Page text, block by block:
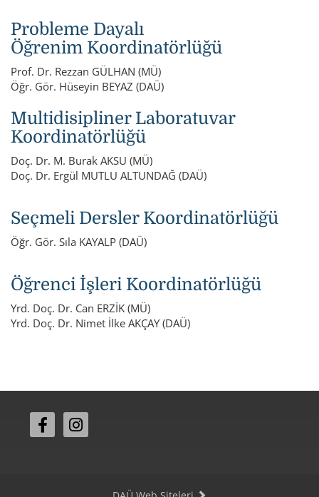
Probleme Dayalı
Öğrenim Koordinatörlüğü
Prof. Dr. Rezzan GÜLHAN (MÜ)
Öğr. Gör. Hüseyin BEYAZ (DAÜ)
Multidisipliner Laboratuvar
Koordinatörlüğü
Doç. Dr. M. Burak AKSU (MÜ)
Doç. Dr. Ergül MUTLU ALTUNDAĞ (DAÜ)
Seçmeli Dersler Koordinatörlüğü
Öğr. Gör. Sıla KAYALP (DAÜ)
Öğrenci İşleri Koordinatörlüğü
Yrd. Doç. Dr. Can ERZİK (MÜ)
Yrd. Doç. Dr. Nimet İlke AKÇAY (DAÜ)